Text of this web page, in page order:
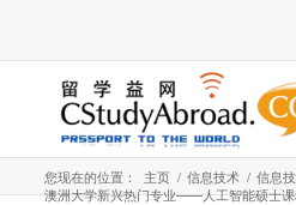
您现在的位置： 主页 / 信息技术 / 信息
澳洲大学新兴热门专业——人工智能硕士